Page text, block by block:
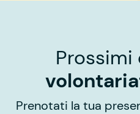
Prossimi
Prenotati la tua